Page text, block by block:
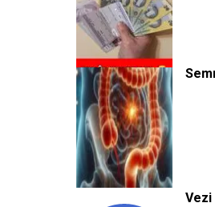
Vezi